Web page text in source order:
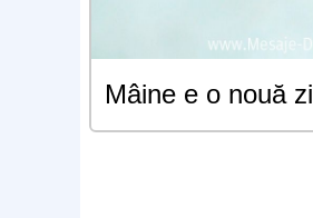
Mâine e o nouă zi